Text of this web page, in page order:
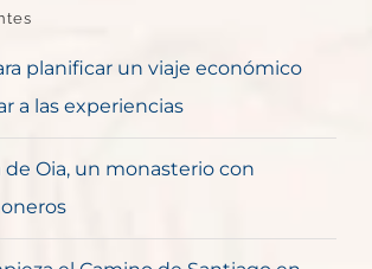
planificar un viaje económico
a las experiencias
de Oia, un monasterio con